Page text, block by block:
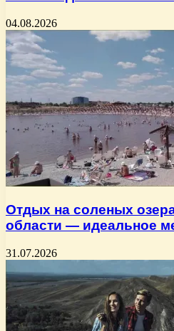
04.08.2026
Отдых на соленых
области — идеальное
31.07.2026